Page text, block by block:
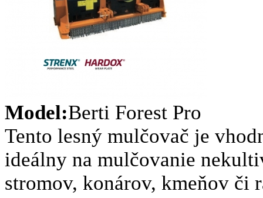
Model:Berti Forest Pro
Tento lesný mulčovač je
ideálny na mulčovanie
stromov, konárov, kmeňov či